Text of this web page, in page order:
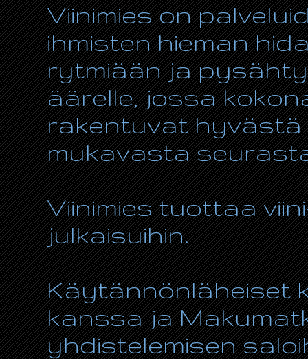
Viinimies on
ihmisten hieman
rytmiään ja
äärelle, jossa
rakentuvat hyvästä
mukavasta
Viinimies tuottaa
julkaisuihin.
Käytännönläheiset
kanssa ja
yhdistelemisen